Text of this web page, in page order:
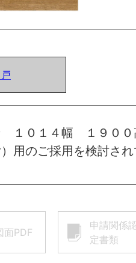
０１４幅 １９０
のご採用を検討され
面PDF
申請関係
定書類